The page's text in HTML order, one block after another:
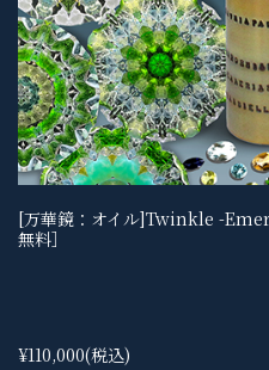
[万華鏡：オイル]Twinkle -
無料］
¥110,000(税込)